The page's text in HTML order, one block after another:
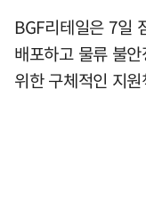
BGF리테일은 7일
배포하고 물류 불
위한 구체적인 지